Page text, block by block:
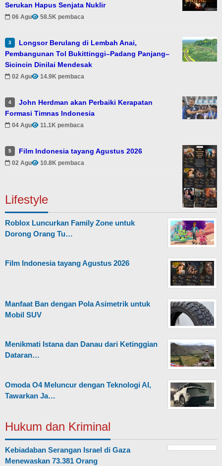
Serukan Hapus Senjata Nuklir
06 Agu 58.5K pembaca
3
Longsor Berulang di Lembah Anai,
Pembangunan Tol Bukittinggi–Padang Panjang–
Sicincin Dinilai Mendesak
02 Agu 14.9K pembaca
4
John Herdman akan Perbaiki Kerapatan
Formasi Timnas Indonesia
04 Agu 11.1K pembaca
5 Film Indonesia tayang Agustus 2026
02 Agu 10.8K pembaca
Lifestyle
Roblox Luncurkan Family Zone untuk
Dorong Orang Tu…
Film Indonesia tayang Agustus 2026
Manfaat Ban dengan Pola Asimetrik untuk
Mobil SUV
Menikmati Istana dan Danau dari Ketinggian
Dataran…
Omoda O4 Meluncur dengan Teknologi AI,
Tawarkan Ja…
Hukum dan Kriminal
Kebiadaban Serangan Israel di Gaza
Menewaskan 73.381 Orang